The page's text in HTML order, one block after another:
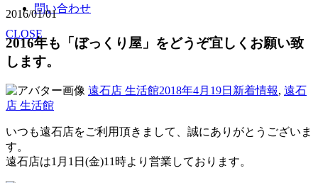
問い合わせ
CLOSE
2016/01/01
2016年も「ぼっくり屋」をどうぞ宜しくお願い致
します。
投
遠石店 生活館投
2018年4月19日 カ
リ
新着情報, 遠石
店 生活館
いつも遠石店をご利用頂きまして、誠にありがとうございま
す。
遠石店は1月1日(金)11時より営業しております。